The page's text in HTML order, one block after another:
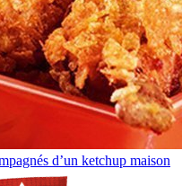
d’un ketchup maison